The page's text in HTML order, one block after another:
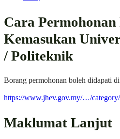
Cara
Kemasukan
/ Politeknik
Borang permohonan boleh didapati di
https://www.jhev.gov.my/…/
Maklumat Lanjut